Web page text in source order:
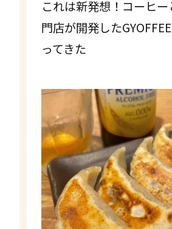
これは新発想！コーヒ
門店が開発した
ってきた